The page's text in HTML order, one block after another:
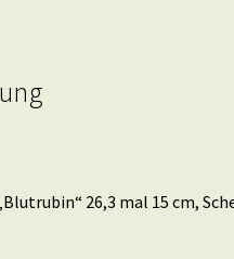
26,3 mal 15 cm,